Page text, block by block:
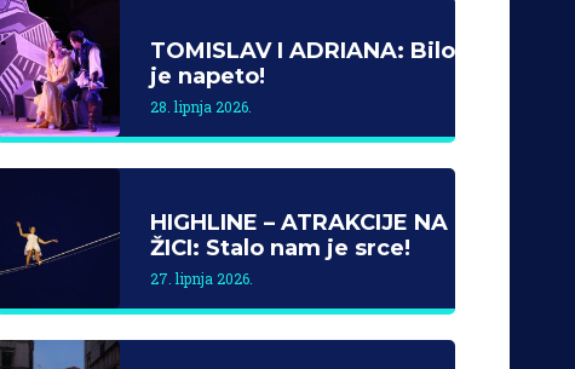
TOMISLAV I ADRIANA: Bilo
je napeto!
28. lipnja 2026.
HIGHLINE – ATRAKCIJE NA
ŽICI: Stalo nam je srce!
27. lipnja 2026.